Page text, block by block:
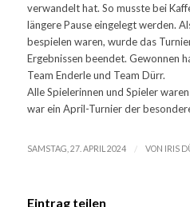
verwandelt hat. So musste bei
längere Pause eingelegt werden.
bespielen waren, wurde das
Ergebnissen beendet. Gewonnen
Team Enderle und Team Dürr.
Alle Spielerinnen und Spieler
war ein April-Turnier der
SAMSTAG, 27. APRIL 2024 / VON IRIS
Eintrag teilen